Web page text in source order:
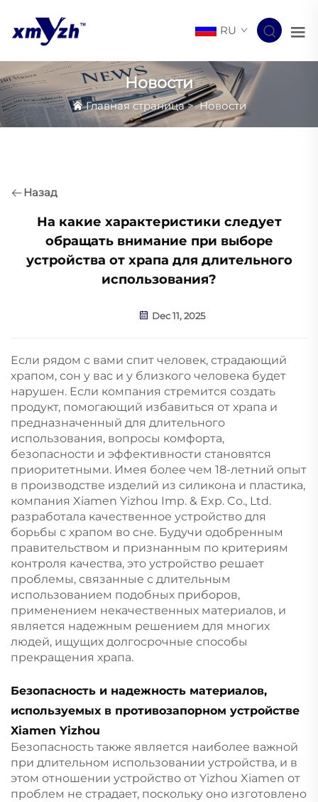
RU
Новости
Главная страница>Новости
Назад
На какие характеристики следует
обращать внимание при выборе
устройства от храпа для длительного
использования?
Dec 11, 2025
Если рядом с вами спит человек, страдающий
храпом, сон у вас и у близкого человека будет
нарушен. Если компания стремится создать
продукт, помогающий избавиться от храпа и
предназначенный для длительного
использования, вопросы комфорта,
безопасности и эффективности становятся
приоритетными. Имея более чем 18-летний опыт
в производстве изделий из силикона и пластика,
компания Xiamen Yizhou Imp. & Exp. Co., Ltd.
разработала качественное устройство для
борьбы с храпом во сне. Будучи одобренным
правительством и признанным по критериям
контроля качества, это устройство решает
проблемы, связанные с длительным
использованием подобных приборов,
применением некачественных материалов, и
является надежным решением для многих
людей, ищущих долгосрочные способы
прекращения храпа.
Безопасность и надежность материалов,
используемых в противозапорном устройстве
Xiamen Yizhou
Безопасность также является наиболее важной
при длительном использовании устройства, и в
этом отношении устройство от Yizhou Xiamen от
проблем не страдает, поскольку оно изготовлено